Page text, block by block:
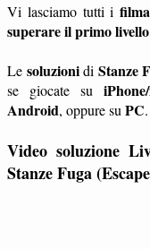
Vi lasciamo tutti i
superare il primo
Le soluzionidi Stanze
se giocate su
Android, oppure suPC.
Video soluzione
Stanze Fuga